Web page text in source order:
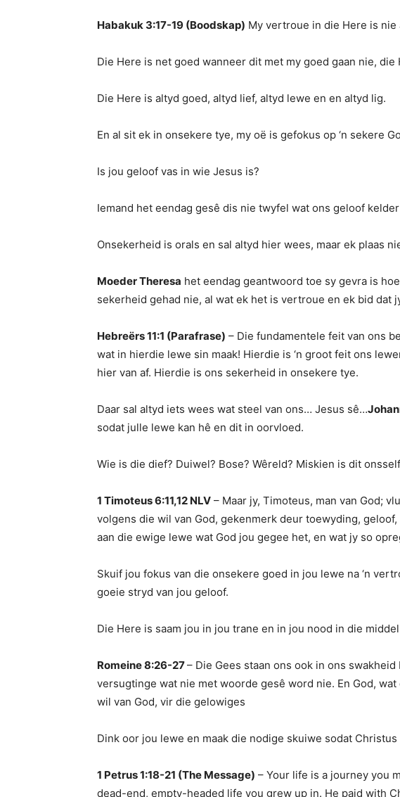
Habakuk 3:17-19 (Boodskap) My vertroue in die Here is nie
Die Here is net goed wanneer dit met my goed gaan nie,
Die Here is altyd goed, altyd lief, altyd lewe en en altyd lig.
En al sit ek in onsekere tye, my oë is gefokus op ‘n sekere
Is jou geloof vas in wie Jesus is?
Iemand het eendag gesê dis nie twyfel wat ons geloof
Onsekerheid is orals en sal altyd hier wees, maar ek plaas
Moeder Theresa het eendag geantwoord toe sy gevra is
sekerheid gehad nie, al wat ek het is vertroue en ek bid dat
Hebreërs 11:1 (Parafrase) – Die fundamentele feit van ons
wat in hierdie lewe sin maak! Hierdie is ‘n groot feit ons
hier van af. Hierdie is ons sekerheid in onsekere tye.
Daar sal altyd iets wees wat steel van ons… Jesus sê…
sodat julle lewe kan hê en dit in oorvloed.
Wie is die dief? Duiwel? Bose? Wêreld? Miskien is dit
1 Timoteus 6:11,12 NLV – Maar jy, Timoteus, man van God;
volgens die wil van God, gekenmerk deur toewyding,
aan die ewige lewe wat God jou gegee het, en wat jy so
Skuif jou fokus van die onsekere goed in jou lewe na ‘n
goeie stryd van jou geloof.
Die Here is saam jou in jou trane en in jou nood in die
Romeine 8:26-27– Die Gees staan ons ook in ons
versugtinge wat nie met woorde gesê word nie. En God,
wil van God, vir die gelowiges
Dink oor jou lewe en maak die nodige skuiwe sodat
1 Petrus 1:18-21 (The Message) – Your life is a journey you
dead-end, empty-headed life you grew up in. He paid with